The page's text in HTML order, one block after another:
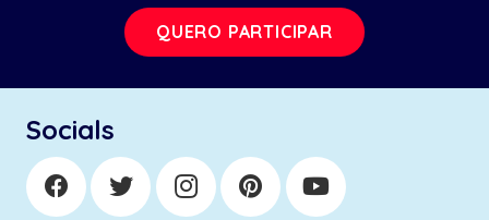
QUERO PARTICIPAR
Socials